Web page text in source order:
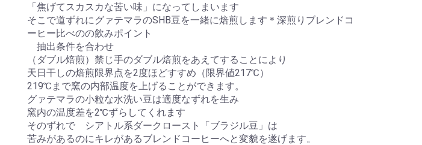
「焦げてスカスカな苦い味」になってしまいます
そこで道ずれにグァテマラのSHB豆を一緒に焙煎します＊深煎りブレンドコ
ーヒー比べのの飲みポイント
抽出条件を合わせ
（ダブル焙煎）禁じ手のダブル焙煎をあえてすることにより
天日干しの焙煎限界点を2度ほどすすめ（限界値217℃）
219℃まで窯の内部温度を上げることができます。
グァテマラの小粒な水洗い豆は適度なずれを生み
窯内の温度差を2℃ずらしてくれます
そのずれで シアトル系ダークロースト「ブラジル豆」は
苦みがあるのにキレがあるブレンドコーヒーへと変貌を遂げます。